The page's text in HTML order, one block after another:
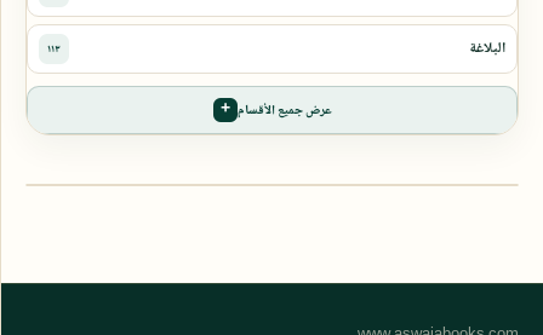
عرض جميع الأقسام